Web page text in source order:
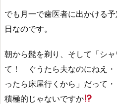
でも月一で歯医者に出かける
日なのです。
朝から髭を剃り、そして「シ
て！ ぐうたら夫なのにねえ・
ったら床屋行くから」だって
積極的じゃないですか